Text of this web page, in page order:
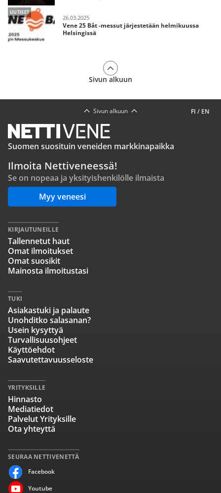
UUTISET
26.03.2025
Vene 25 Båt -messut järjestetään helmikuussa
Helsingissä
Sivun alkuun
FI / EN
Sivun alkuun
Suomen suosituin veneiden markkinapaikka
Ilmoita Nettiveneessä!
Se on nopeaa ja yksityishenkilölle ilmaista
Myy veneesi
SEURAA NETTIVENETTÄ
Facebook
Youtube
KIRJAUTUNEILLE
Tallennetut haut
Omat ilmoitukset
Omat suosikit
Mainosta ilmoitustasi
TUKI
Asiakastuki ja palaute
Unohditko salasanan?
Usein kysyttyä
Turvallisuusohjeet
Käyttöehdot
Saavutettavuusseloste
YRITYKSILLE
Hinnasto
Mediatiedot
Palvelut Yrityksille
Ota yhteyttä